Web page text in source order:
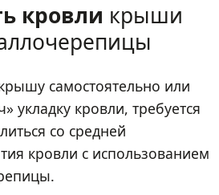
кровли крыши
самостоятельно или
укладку кровли, требуется
со средней
кровли с использованием